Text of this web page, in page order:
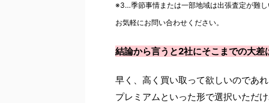
※3…季節事情または一部地域は出張査定が難
お気軽にお問い合わせください。
結論から言うと2社にそこまでの大差
早く、高く買い取って欲しいのであ
プレミアムといった形で選択いただ